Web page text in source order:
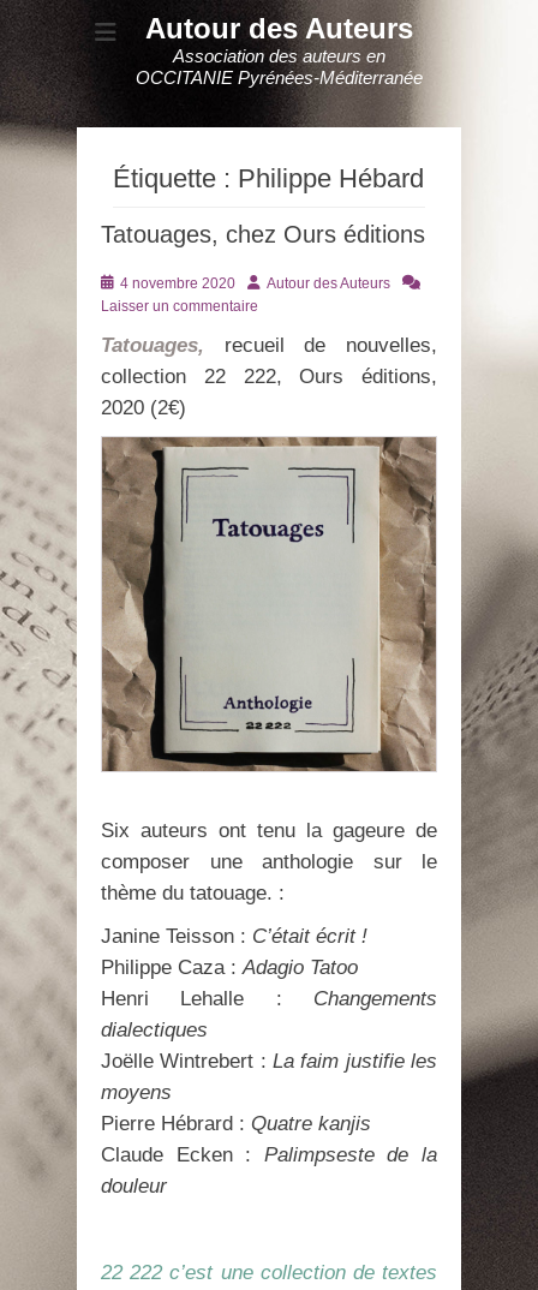
Autour des Auteurs
Association des auteurs en
OCCITANIE Pyrénées-Méditerranée
Étiquette : Philippe Hébard
Tatouages, chez Ours éditions
Posté
le
4 novembre 2020 AuteurAutour des Auteurs
Laisser un commentaire
Tatouages, recueil de nouvelles,
collection 22 222, Ours éditions,
2020 (2€)
Six auteurs ont tenu la gageure de
composer une anthologie sur le
thème du tatouage. :
Janine Teisson : C’était écrit !
Philippe Caza :Adagio Tatoo
Henri Lehalle : Changements
dialectiques
Joëlle Wintrebert : La faim justifie les
moyens
Pierre Hébrard : Quatre kanjis
Claude Ecken : Palimpseste de la
douleur
22 222 c’est une collection de textes